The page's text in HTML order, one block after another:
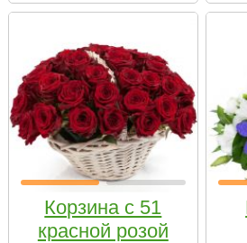
Корзина с 51
красной розой